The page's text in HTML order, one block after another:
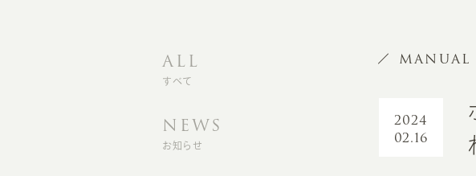
ALL
すべて
NEWS
お知らせ
MANUAL
2024
02.16